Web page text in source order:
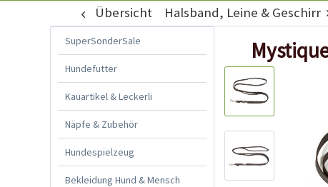
Übersicht Halsband, Leine & Geschirr
SuperSonderSale
Hundefutter
Kauartikel & Leckerli
Näpfe & Zubehör
Hundespielzeug
Bekleidung Hund & Mensch